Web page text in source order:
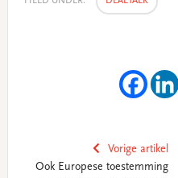
Vorige artikel
Ook Europese toestemming